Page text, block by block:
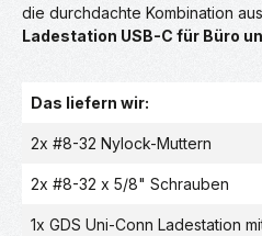
die durchdachte Kombination
Ladestation USB-C für Büro
Das liefern wir:
2x #8-32 Nylock-Muttern
2x #8-32 x 5/8" Schrauben
1x GDS Uni-Conn Ladestation